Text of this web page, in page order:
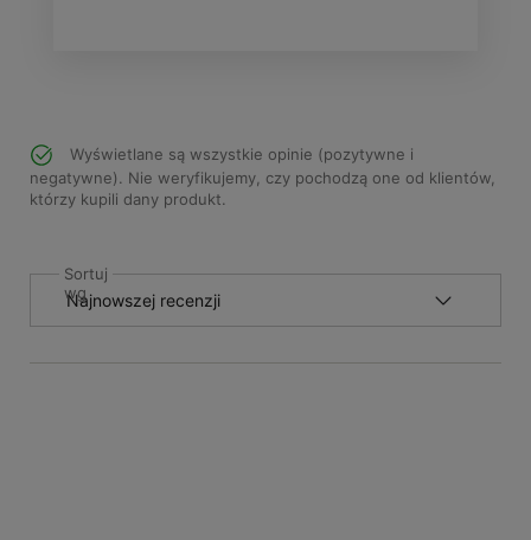
Wyświetlane są wszystkie opinie (pozytywne i
negatywne). Nie weryfikujemy, czy pochodzą one od klientów,
którzy kupili dany produkt.
Sortuj
wg